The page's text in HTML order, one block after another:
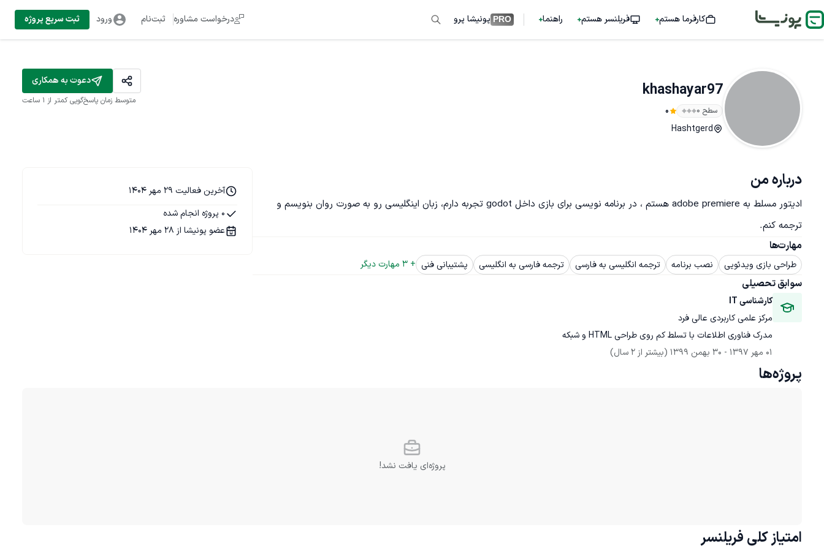
کارفرما هستم فریلنسر هستم راهنما PRO پونیشا پرو درخواست مشاوره ثبت‌نام ورود ثبت سریع پروژه
khashayar97
سطح ۰ 0
Hashtgerd
دعوت به همکاری
متوسط زمان پاسخ‌گویی کمتر از 1 ساعت
درباره من
ادیتور مسلط به adobe premiere هستم ، در برنامه نویسی برای بازی داخل godot تجربه دارم، زبان اینگلیسی رو به صورت روان بنویسم و
ترجمه کنم.
مهارت‌ها
طراحی بازی ویدئویی نصب برنامه ترجمه انگلیسی به فارسی ترجمه فارسی به انگلیسی پشتیبانی فنی +
3 مهارت دیگر
سوابق تحصیلی
کارشناسی IT
مرکز علمی کاربردی عالی فرد
مدرک فناوری اطلاعات با تسلط کم روی طراحی HTML و شبکه
01 مهر 1397
- 30 بهمن 1399 (بیشتر از 2 سال)
آخرین فعالیت 29 مهر 1404
0 پروژه انجام شده
عضو پونیشا از 28 مهر 1404
پروژه‌ها
پروژه‌ای یافت نشد!
امتیاز کلی فریلنسر